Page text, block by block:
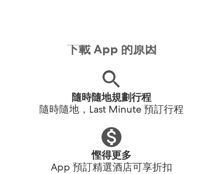
下載 App 的原因
隨時隨地規劃行程
隨時隨地，Last Minute 預訂行程
慳得更多
App 預訂精選酒店可享折扣